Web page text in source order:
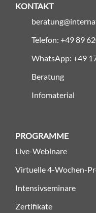
KONTAKT
Telefon: +49 89
WhatsApp: +49
Beratung
Infomaterial
PROGRAMME
Live-Webinare
Virtuelle 4-Wochen-
Intensivseminare
Zertifikate